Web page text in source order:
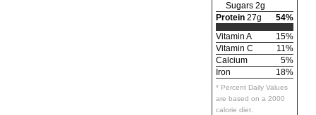
Sugars 2g
Protein 27g
54%
Vitamin A
15%
Vitamin C
11%
Calcium
5%
Iron
18%
* Percent Daily Values
are based on a 2000
calorie diet.